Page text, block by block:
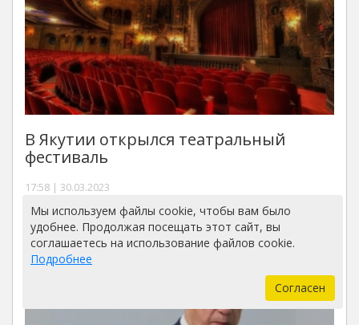
В Якутии открылся театральный
фестиваль
17:58 | 30.03.2023
Мы используем файлы cookie, чтобы вам было
удобнее. Продолжая посещать этот сайт, вы
соглашаетесь на использование файлов cookie.
Подробнее
Согласен